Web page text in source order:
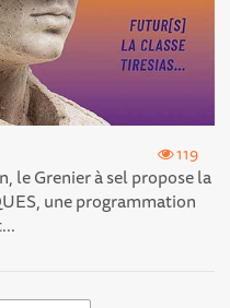
119
le Grenier à sel propose la
une programmation